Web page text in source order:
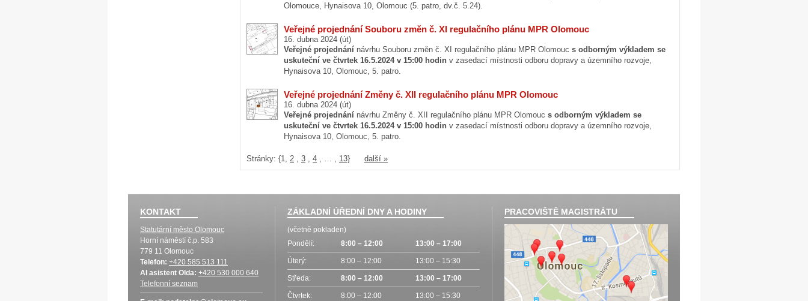
Olomouce, Hynaisova 10, Olomouc (5. patro, dv.č. 5.24).
Veřejné projednání Souboru změn č. XI regulačního plánu MPR Olomouc
16. dubna 2024 (út)
Veřejné projednání návrhu Souboru změn č. XI regulačního plánu MPR Olomouc s odborným výkladem se
uskuteční ve čtvrtek 16.5.2024 v 15:00 hodin v zasedací místnosti odboru dopravy a územního rozvoje,
Hynaisova 10, Olomouc, 5. patro.
Veřejné projednání Změny č. XII regulačního plánu MPR Olomouc
16. dubna 2024 (út)
Veřejné projednání návrhu Změny č. XII regulačního plánu MPR Olomouc s odborným výkladem se
uskuteční ve čtvrtek 16.5.2024 v 15:00 hodin v zasedací místnosti odboru dopravy a územního rozvoje,
Hynaisova 10, Olomouc, 5. patro.
Stránky: {1, 2 , 3 , 4 , … , 13} další »
KONTAKT
Statutární město Olomouc
Horní náměstí č.p. 583
779 11 Olomouc
Telefon: +420 585 513 111
AI asistent Olda: +420 530 000 640
Telefonní seznam
ZÁKLADNÍ ÚŘEDNÍ DNY A HODINY
(včetně pokladen)
Pondělí:
8:00 – 12:00 13:00 – 17:00
Úterý: 8:00 – 12:00 13:00 – 15:30
Středa: 8:00 – 12:00 13:00 – 17:00
Čtvrtek: 8:00 – 12:00 13:00 – 15:30
PRACOVIŠTĚ MAGISTRÁTU